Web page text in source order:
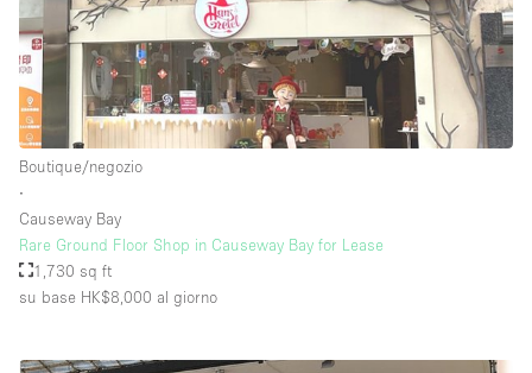
Boutique/negozio
∙
Causeway Bay
Rare Ground Floor Shop in Causeway Bay for Lease
1,730 sq ft
su base HK$8,000 al giorno